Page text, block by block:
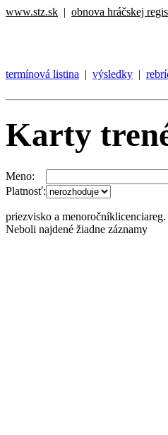
www.stz.sk | obnova hráčskej
termínová listina | výsledky |
Karty
Meno:
Platnosť:
priezvisko a menoročníklicenciareg.
Neboli najdené žiadne záznamy